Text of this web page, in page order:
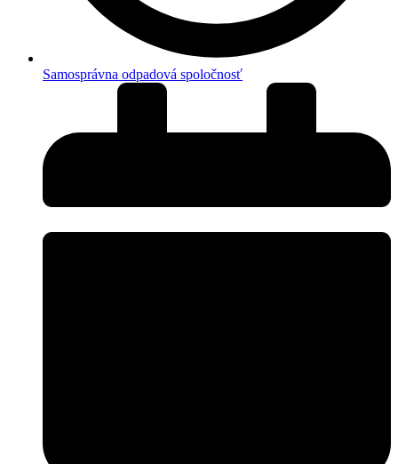
Samosprávna odpadová spoločnosť